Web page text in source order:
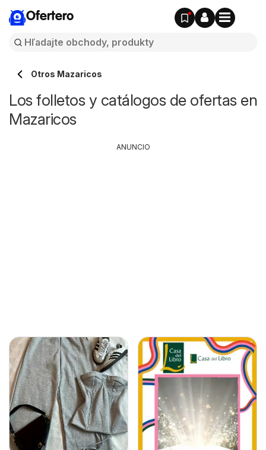
Ofertero
Otros Mazaricos
Los folletos y catálogos de ofertas en
Mazaricos
ANUNCIO